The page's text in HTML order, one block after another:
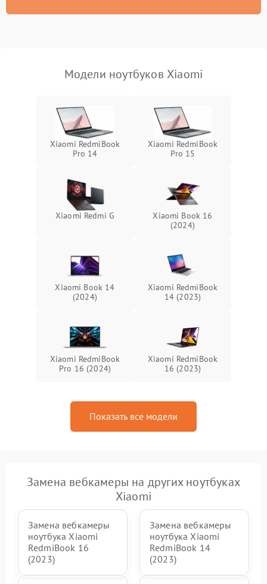
неисправности кулера
пропадание диска
оперативной памяти:
вылеты приложений,
синие экраны
2000 ₽
Проблемы Wi‑Fi или
Модели ноутбуков Xiaomi
Xiaomi RedmiBook
Pro 14
Xiaomi RedmiBook
Pro 15
Xiaomi Redmi G
Xiaomi Book 16
(2024)
Xiaomi Book 14
(2024)
Xiaomi RedmiBook
14 (2023)
Xiaomi RedmiBook
Pro 16 (2024)
Xiaomi RedmiBook
16 (2023)
Показать все модели
Замена вебкамеры на других ноутбуках
Xiaomi
Замена вебкамеры
ноутбука Xiaomi
RedmiBook 16
(2023)
Замена вебкамеры
ноутбука Xiaomi
RedmiBook 14
(2023)